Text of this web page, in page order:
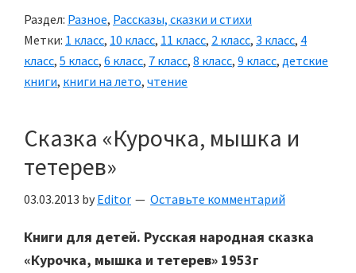
Раздел: Разное, Рассказы, сказки и стихи
Метки: 1 класс, 10 класс, 11 класс, 2 класс, 3 класс, 4
класс, 5 класс, 6 класс, 7 класс, 8 класс, 9 класс, детские
книги, книги на лето, чтение
Сказка «Курочка, мышка и
тетерев»
03.03.2013 by Editor Оставьте комментарий
Книги для детей. Русская народная сказка
«Курочка, мышка и тетерев» 1953г